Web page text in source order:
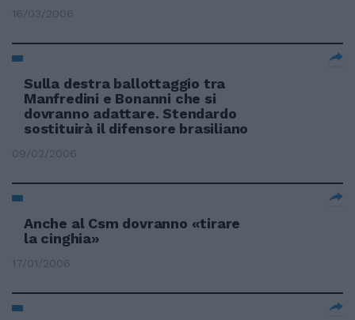
16/03/2006
Sulla destra ballottaggio tra
Manfredini e Bonanni che si
dovranno adattare. Stendardo
sostituirà il difensore brasiliano
09/02/2006
Anche al Csm dovranno «tirare
la cinghia»
17/01/2006